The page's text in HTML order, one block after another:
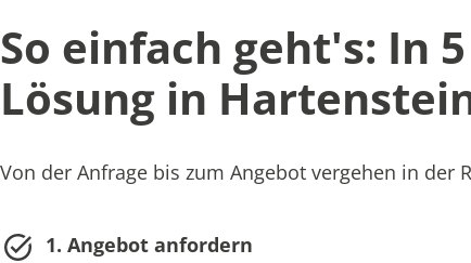
So einfach geht's: In
Lösung in
Von der Anfrage bis zum Angebot vergehen in der
1. Angebot anfordern